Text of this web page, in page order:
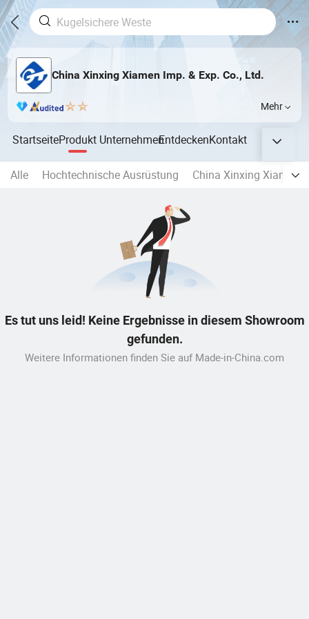
China Xinxing Xiamen Imp. & Exp. Co., Ltd.
Mehr
StartseiteProdukt UnternehmenEntdeckenKontakt
Alle Hochtechnische Ausrüstung China Xinxing Xiamen
Es tut uns leid! Keine Ergebnisse in diesem Showroom
gefunden.
Weitere Informationen finden Sie auf Made-in-China.com